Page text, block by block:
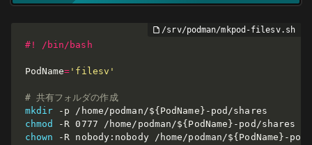
#! /bin/bash
PodName= 'filesv'
# 共有フォルダの作成
mkdir
-p /home/podman/${PodName}
chmod
-R 0777 /home/podman/${PodName}
chown
-R nobody:nobody /home/podman/${PodName} -